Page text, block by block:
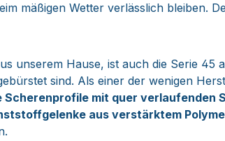
mäßigen Wetter verlässlich bleiben.
unserem Hause, ist auch die Serie 45
sind. Als einer der wenigen
mit quer verlaufenden
aus verstärktem